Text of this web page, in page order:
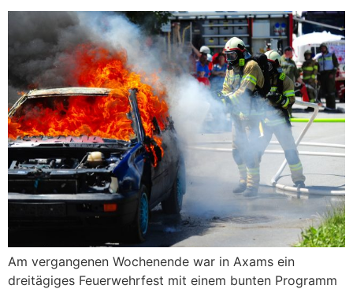
Am vergangenen Wochenende war in Axams ein
dreitägiges Feuerwehrfest mit einem bunten Programm